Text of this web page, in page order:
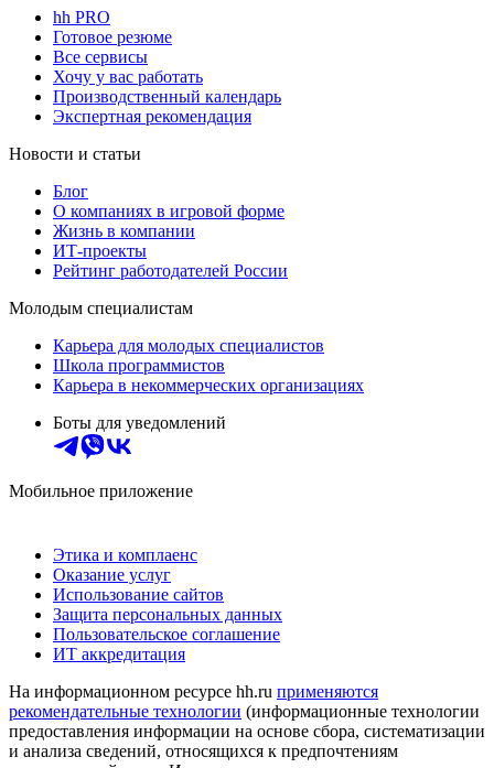
hh PRO
Готовое резюме
Все сервисы
Хочу у вас работать
Производственный календарь
Экспертная рекомендация
Новости и статьи
Блог
О компаниях в игровой форме
Жизнь в компании
ИТ-проекты
Рейтинг работодателей России
Молодым специалистам
Карьера для молодых специалистов
Школа программистов
Карьера в некоммерческих организациях
Боты для уведомлений
Мобильное приложение
Этика и комплаенс
Оказание услуг
Использование сайтов
Защита персональных данных
Пользовательское соглашение
ИТ аккредитация
На информационном ресурсе hh.ru применяются
рекомендательные технологии (информационные технологии
предоставления информации на основе сбора, систематизации
и анализа сведений, относящихся к предпочтениям